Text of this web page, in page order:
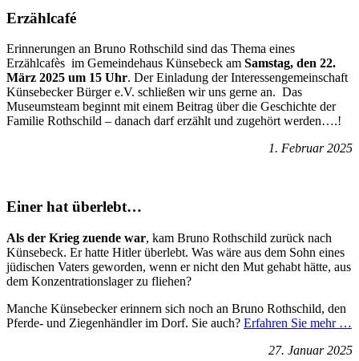
Erzählcafé
Erinnerungen an Bruno Rothschild sind das Thema eines
Erzählcafès im Gemeindehaus Künsebeck am Samstag, den 22.
März 2025 um 15 Uhr. Der Einladung der Interessengemeinschaft
Künsebecker Bürger e.V. schließen wir uns gerne an. Das
Museumsteam beginnt mit einem Beitrag über die Geschichte der
Familie Rothschild – danach darf erzählt und zugehört werden….!
1. Februar 2025
Einer hat überlebt…
Als der Krieg zuende war, kam Bruno Rothschild zurück nach
Künsebeck. Er hatte Hitler überlebt. Was wäre aus dem Sohn eines
jüdischen Vaters geworden, wenn er nicht den Mut gehabt hätte, aus
dem Konzentrationslager zu fliehen?
Manche Künsebecker erinnern sich noch an Bruno Rothschild, den
Pferde- und Ziegenhändler im Dorf. Sie auch? Erfahren Sie mehr …
27. Januar 2025